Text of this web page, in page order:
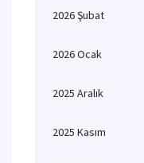
2026 Şubat
2026 Ocak
2025 Aralık
2025 Kasım